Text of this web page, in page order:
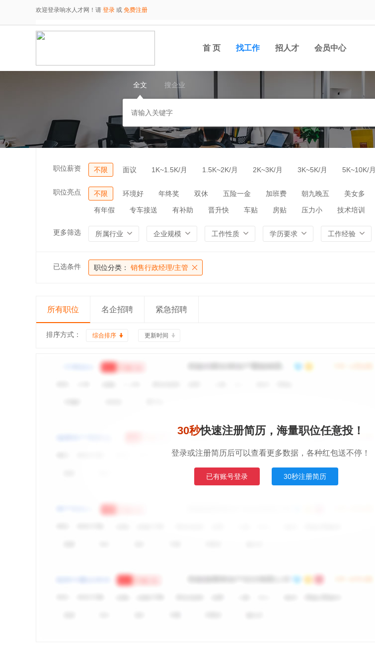
欢迎登录响水人才网！请 登录 或 免费注册
首 页 找工作 招人才 会员中心
全文 搜企业
职位薪资 不限 面议 1K~1.5K/月 1.5K~2K/月 2K~3K/月 3K~5K/月 5K~10K/月
职位亮点 不限 环境好 年终奖 双休 五险一金 加班费 朝九晚五 美女多
有年假 专车接送 有补助 晋升快 车贴 房贴 压力小 技术培训
更多筛选 所属行业 企业规模 工作性质 学历要求 工作经验
已选条件 职位分类： 销售行政经理/主管
所有职位 名企招聘 紧急招聘
排序方式： 综合排序 更新时间
30秒快速注册简历，海量职位任意投！
登录或注册简历后可以查看更多数据，各种红包送不停！
已有账号登录 30秒注册简历